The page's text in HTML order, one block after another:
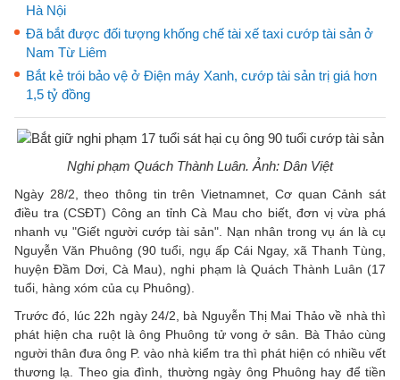
Hà Nội
Đã bắt được đối tượng khống chế tài xế taxi cướp tài sản ở
Nam Từ Liêm
Bắt kẻ trói bảo vệ ở Điện máy Xanh, cướp tài sản trị giá hơn
1,5 tỷ đồng
Nghi phạm Quách Thành Luân. Ảnh: Dân Việt
Ngày 28/2, theo thông tin trên Vietnamnet, Cơ quan Cảnh sát
điều tra (CSĐT) Công an tỉnh Cà Mau cho biết, đơn vị vừa phá
nhanh vụ "Giết người cướp tài sản". Nạn nhân trong vụ án là cụ
Nguyễn Văn Phuông (90 tuổi, ngụ ấp Cái Ngay, xã Thanh Tùng,
huyện Đầm Dơi, Cà Mau), nghi phạm là Quách Thành Luân (17
tuổi, hàng xóm của cụ Phuông).
Trước đó, lúc 22h ngày 24/2, bà Nguyễn Thị Mai Thảo về nhà thì
phát hiện cha ruột là ông Phuông tử vong ở sân. Bà Thảo cùng
người thân đưa ông P. vào nhà kiểm tra thì phát hiện có nhiều vết
thương lạ. Theo gia đình, thường ngày ông Phuông hay để tiền